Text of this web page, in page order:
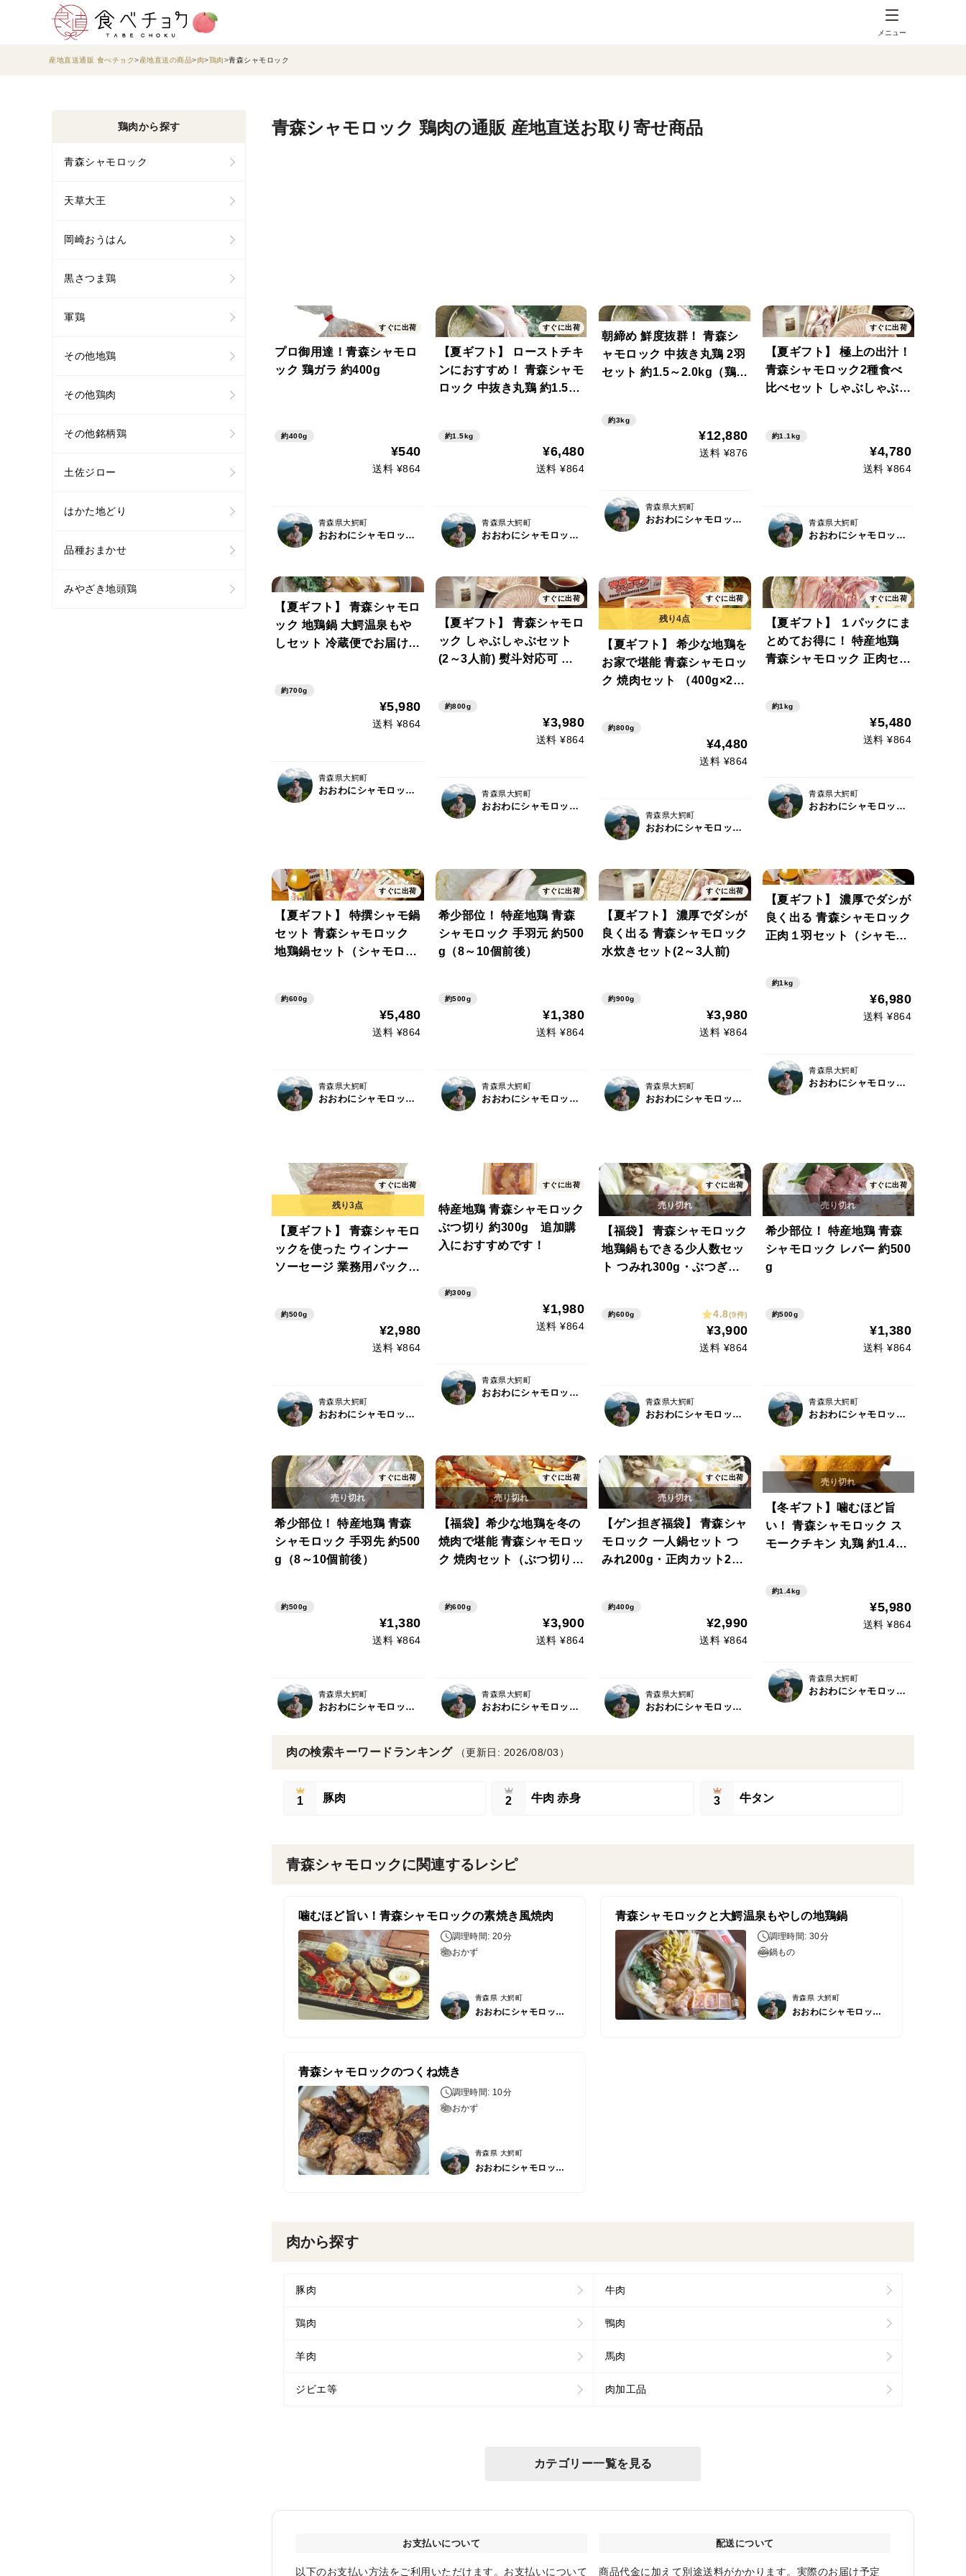
メニュー
産地直送通販 食べチョク 産地直送の商品 肉 鶏肉 青森シャモロック
青森シャモロック 鶏肉の通販 産地直送お取り寄せ商品
すぐに出荷
プロ御用達！青森シャモロ
ック 鶏ガラ 約400g
約400g
¥540
送料 ¥864
青森県大鰐町
おおわにシャモロックファーム
すぐに出荷
【夏ギフト】 ローストチキ
ンにおすすめ！ 青森シャモ
ロック 中抜き丸鶏 約1.5～
約1.5kg
¥6,480
送料 ¥864
青森県大鰐町
おおわにシャモロックファーム
朝締め 鮮度抜群！ 青森シ
ャモロック 中抜き丸鶏 2羽
セット 約1.5～2.0kg（鶏足
約3kg
¥12,880
送料 ¥876
青森県大鰐町
おおわにシャモロックファーム
すぐに出荷
【夏ギフト】 極上の出汁！
青森シャモロック2種食べ
比べセット しゃぶしゃぶと
約1.1kg
¥4,780
送料 ¥864
青森県大鰐町
おおわにシャモロックファーム
【夏ギフト】 青森シャモロ
ック 地鶏鍋 大鰐温泉もや
しセット 冷蔵便でお届けし
約700g
¥5,980
送料 ¥864
青森県大鰐町
おおわにシャモロックファーム
すぐに出荷
【夏ギフト】 青森シャモロ
ック しゃぶしゃぶセット
(2～3人前) 熨斗対応可 メ
約800g
¥3,980
送料 ¥864
青森県大鰐町
おおわにシャモロックファーム
すぐに出荷
【夏ギフト】 希少な地鶏を
お家で堪能 青森シャモロッ
ク 焼肉セット （400g×2パ
約800g
¥4,480
送料 ¥864
青森県大鰐町
おおわにシャモロックファーム
すぐに出荷
【夏ギフト】 １パックにま
とめてお得に！ 特産地鶏
青森シャモロック 正肉セッ
約1kg
¥5,480
送料 ¥864
青森県大鰐町
おおわにシャモロックファーム
すぐに出荷
【夏ギフト】 特撰シャモ鍋
セット 青森シャモロック
地鶏鍋セット（シャモロッ
約600g
¥5,480
送料 ¥864
青森県大鰐町
おおわにシャモロックファーム
すぐに出荷
希少部位！ 特産地鶏 青森
シャモロック 手羽元 約500
g（8～10個前後）
約500g
¥1,380
送料 ¥864
青森県大鰐町
おおわにシャモロックファーム
すぐに出荷
【夏ギフト】 濃厚でダシが
良く出る 青森シャモロック
水炊きセット(2～3人前)
約900g
¥3,980
送料 ¥864
青森県大鰐町
おおわにシャモロックファーム
【夏ギフト】 濃厚でダシが
良く出る 青森シャモロック
正肉１羽セット（シャモロ
約1kg
¥6,980
送料 ¥864
青森県大鰐町
おおわにシャモロックファーム
すぐに出荷
【夏ギフト】 青森シャモロ
ックを使った ウィンナー
ソーセージ 業務用パック
約500g
¥2,980
送料 ¥864
青森県大鰐町
おおわにシャモロックファーム
すぐに出荷
特産地鶏 青森シャモロック
ぶつ切り 約300g 追加購
入におすすめです！
約300g
¥1,980
送料 ¥864
青森県大鰐町
おおわにシャモロックファーム
すぐに出荷
【福袋】 青森シャモロック
地鶏鍋もできる少人数セッ
ト つみれ300g・ぶつぎり
対応可 【冬ギフト】
約600g 4.8(9件)
¥3,900
送料 ¥864
青森県大鰐町
おおわにシャモロックファーム
すぐに出荷
希少部位！ 特産地鶏 青森
シャモロック レバー 約500
g
約500g
¥1,380
送料 ¥864
青森県大鰐町
おおわにシャモロックファーム
すぐに出荷
希少部位！ 特産地鶏 青森
シャモロック 手羽先 約500
g（8～10個前後）
約500g
¥1,380
送料 ¥864
青森県大鰐町
おおわにシャモロックファーム
すぐに出荷
【福袋】希少な地鶏を冬の
焼肉で堪能 青森シャモロッ
ク 焼肉セット（ぶつ切り・
ジカード対応可 お中元 BB
約600g
¥3,900
送料 ¥864
青森県大鰐町
おおわにシャモロックファーム
すぐに出荷
【ゲン担ぎ福袋】 青森シャ
モロック 一人鍋セット つ
みれ200g・正肉カット200
【冬ギフト】
約400g
¥2,990
送料 ¥864
青森県大鰐町
おおわにシャモロックファーム
【冬ギフト】噛むほど旨
い！ 青森シャモロック ス
モークチキン 丸鶏 約1.4kg
約1.4kg
¥5,980
送料 ¥864
青森県大鰐町
おおわにシャモロックファーム
肉の検索キーワードランキング （更新日: 2026/08/03）
1 豚肉 2 牛肉 赤身 3 牛タン
青森シャモロックに関連するレシピ
噛むほど旨い！青森シャモロックの素焼き風焼肉
調理時間: 20分
おかず
青森県 大鰐町
おおわにシャモロックファーム
青森シャモロックと大鰐温泉もやしの地鶏鍋
調理時間: 30分
鍋もの
青森県 大鰐町
おおわにシャモロックファーム
青森シャモロックのつくね焼き
調理時間: 10分
おかず
青森県 大鰐町
おおわにシャモロックファーム
肉から探す
豚肉 牛肉
鶏肉 鴨肉
羊肉 馬肉
ジビエ等 肉加工品
カテゴリー一覧を見る
お支払いについて
以下のお支払い方法をご利用いただけます。お支払いについて
配送について
商品代金に加えて別途送料がかかります。実際のお届け予定
鶏肉から探す
青森シャモロック
天草大王
岡崎おうはん
黒さつま鶏
軍鶏
その他地鶏
その他鶏肉
その他銘柄鶏
土佐ジロー
はかた地どり
品種おまかせ
みやざき地頭鶏